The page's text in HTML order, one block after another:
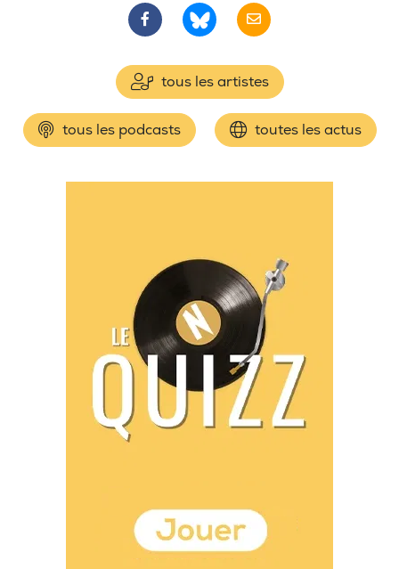
tous les artistes
tous les podcasts toutes les actus